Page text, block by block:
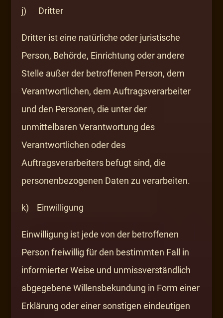
j) Dritter
Dritter ist eine natürliche oder juristische
Person, Behörde, Einrichtung oder andere
Stelle außer der betroffenen Person, dem
Verantwortlichen, dem Auftragsverarbeiter
und den Personen, die unter der
unmittelbaren Verantwortung des
Verantwortlichen oder des
Auftragsverarbeiters befugt sind, die
personenbezogenen Daten zu verarbeiten.
k) Einwilligung
Einwilligung ist jede von der betroffenen
Person freiwillig für den bestimmten Fall in
informierter Weise und unmissverständlich
abgegebene Willensbekundung in Form einer
Erklärung oder einer sonstigen eindeutigen